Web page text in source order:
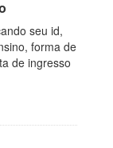
seu id,
forma de
de ingresso